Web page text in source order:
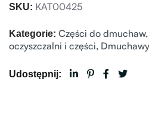
SKU: KAT00425
Kategorie: Części do dmuchaw,
oczyszczalni i części,
Udostępnij: